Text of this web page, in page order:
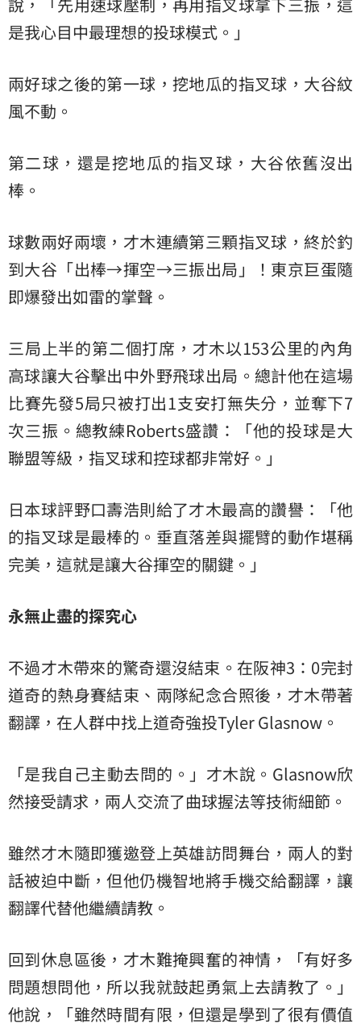
是我心目中最理想的投球模式。」
兩好球之後的第一球，挖地瓜的指叉球，大谷紋
風不動。
第二球，還是挖地瓜的指叉球，大谷依舊沒出
棒。
球數兩好兩壞，才木連續第三顆指叉球，終於釣
到大谷「出棒→揮空→三振出局」！東京巨蛋隨
即爆發出如雷的掌聲。
三局上半的第二個打席，才木以153公里的內角
高球讓大谷擊出中外野飛球出局。總計他在這場
比賽先發5局只被打出1支安打無失分，並奪下7
次三振。總教練Roberts盛讚：「他的投球是大
聯盟等級，指叉球和控球都非常好。」
日本球評野口壽浩則給了才木最高的讚譽：「他
的指叉球是最棒的。垂直落差與擺臂的動作堪稱
完美，這就是讓大谷揮空的關鍵。」
永無止盡的探究心
不過才木帶來的驚奇還沒結束。在阪神3：0完封
道奇的熱身賽結束、兩隊紀念合照後，才木帶著
翻譯，在人群中找上道奇強投Tyler Glasnow。
「是我自己主動去問的。」才木說。Glasnow欣
然接受請求，兩人交流了曲球握法等技術細節。
雖然才木隨即獲邀登上英雄訪問舞台，兩人的對
話被迫中斷，但他仍機智地將手機交給翻譯，讓
翻譯代替他繼續請教。
回到休息區後，才木難掩興奮的神情，「有好多
問題想問他，所以我就鼓起勇氣上去請教了。」
他說，「雖然時間有限，但還是學到了很有價值